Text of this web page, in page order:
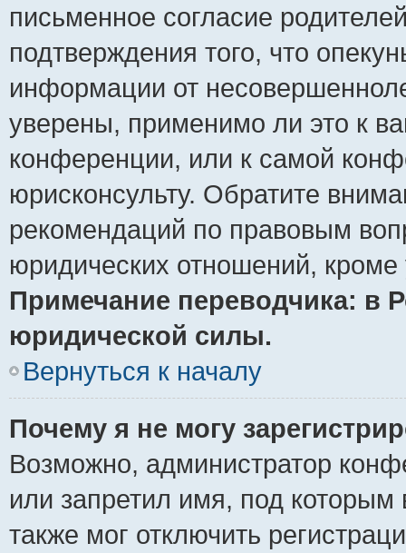
письменное согласие
подтверждения того, что
информации от
уверены, применимо ли это к
конференции, или к самой
юрисконсульту. Обратите
рекомендаций по правовым
юридических отношений,
Примечание переводчика: в
юридической силы.
Вернуться к началу
Почему я не могу
Возможно, администратор
или запретил имя, под которым
также мог отключить